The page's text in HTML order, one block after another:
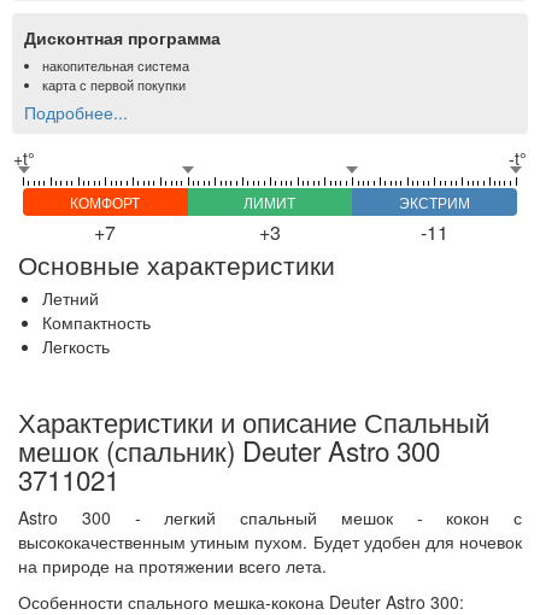
Дисконтная программа
накопительная система
карта с первой покупки
Подробнее...
+t°
-t°
КОМФОРТ
+7
ЛИМИТ
+3
ЭКСТРИМ
-11
Основные характеристики
Летний
Компактность
Легкость
Характеристики и описание Спальный
мешок (спальник) Deuter Astro 300
3711021
Astro 300 - легкий спальный мешок - кокон с
высококачественным утиным пухом. Будет удобен для ночевок
на природе на протяжении всего лета.
Особенности спального мешка-кокона Deuter Astro 300: